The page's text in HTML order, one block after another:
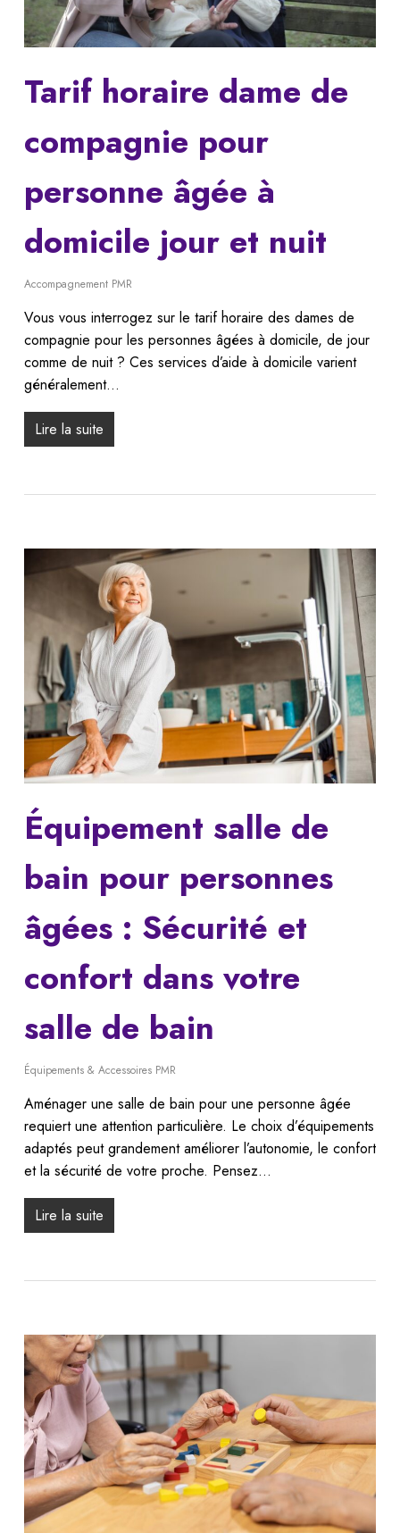
Tarif horaire dame de
compagnie pour
personne âgée à
domicile jour et nuit
Accompagnement PMR
Vous vous interrogez sur le tarif horaire des dames de
compagnie pour les personnes âgées à domicile, de jour
comme de nuit ? Ces services d’aide à domicile varient
généralement…
Lire la suite
Équipement salle de
bain pour personnes
âgées : Sécurité et
confort dans votre
salle de bain
Équipements & Accessoires PMR
Aménager une salle de bain pour une personne âgée
requiert une attention particulière. Le choix d’équipements
adaptés peut grandement améliorer l’autonomie, le confort
et la sécurité de votre proche. Pensez…
Lire la suite